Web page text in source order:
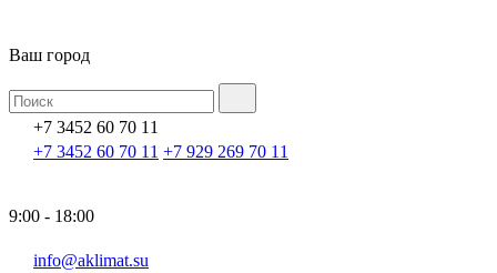
Ваш город
+7 3452 60 70 11
+7 3452 60 70 11 +7 929 269 70 11
9:00 - 18:00
info@aklimat.su